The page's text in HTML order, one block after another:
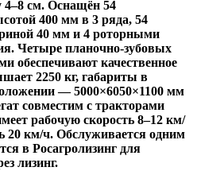
4–8 см. Оснащён 54
400 мм в 3 ряда, 54
40 мм и 4 роторными
Четыре планочно-зубовых
обеспечивают качественное
2250 кг, габариты в
— 5000×6050×1100 мм
совместим с тракторами
рабочую скорость 8–12 км/
20 км/ч. Обслуживается одним
в Росагролизинг для
лизинг.